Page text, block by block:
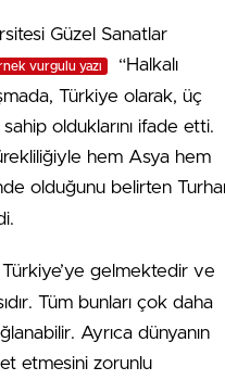
Güzel Sanatlar
vurgulu yazı
“Halkalı
Türkiye olarak, üç
olduklarını ifade etti.
hem Asya hem
olduğunu belirten
Türkiye’ye gelmektedir ve
Tüm bunları çok daha
Ayrıca dünyanın
etmesini zorunlu